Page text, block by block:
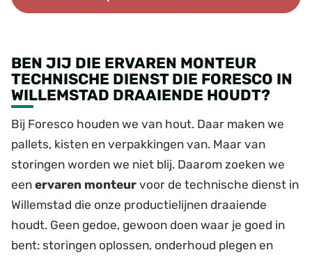
BEN JIJ DIE ERVAREN MONTEUR
TECHNISCHE DIENST DIE FORESCO IN
WILLEMSTAD DRAAIENDE HOUDT?
Bij Foresco houden we van hout. Daar maken we
pallets, kisten en verpakkingen van. Maar van
storingen worden we niet blij. Daarom zoeken we
een ervaren monteur voor de technische dienst in
Willemstad die onze productielijnen draaiende
houdt. Geen gedoe, gewoon doen waar je goed in
bent: storingen oplossen, onderhoud plegen en